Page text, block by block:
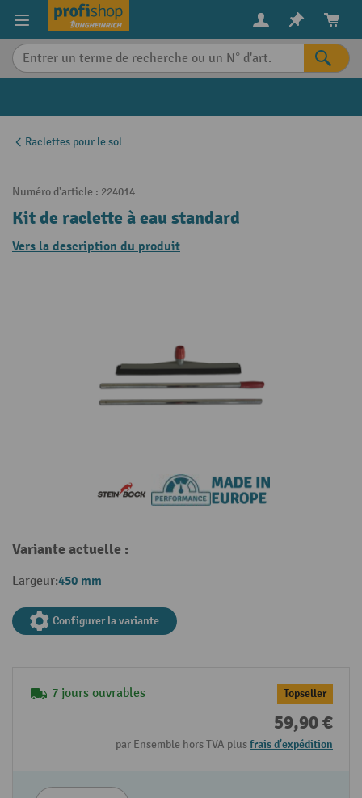
content
Raclettes pour le sol
Numéro d'article : 224014
Kit de raclette à eau standard
Vers la description du produit
Variante actuelle :
Largeur:450 mm
Configurer la variante
7 jours ouvrables Topseller
59,90 €
par Ensemble hors TVA plusfrais d'expédition